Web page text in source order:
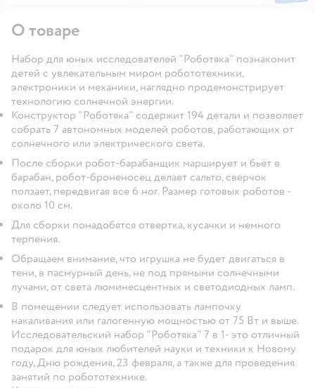
О товаре
Набор для юных исследователей "Роботяка" познакомит
детей с увлекательным миром робототехники,
электроники и механики, наглядно продемонстрирует
технологию солнечной энергии.
Конструктор "Роботяка" содержит 194 детали и позволяет
собрать 7 автономных моделей роботов, работающих от
солнечного или электрического света.
После сборки робот-барабанщик марширует и бьёт в
барабан, робот-броненосец делает сальто, сверчок
ползает, передвигая все 6 ног. Размер готовых роботов -
около 10 см.
Для сборки понадобятся отвертка, кусачки и немного
терпения.
Обращаем внимание, что игрушка не будет двигаться в
тени, в пасмурный день, не под прямыми солнечными
лучами, от света люминесцентных и светодиодных ламп.
В помещении следует использовать лампочку
накаливания или галогенную мощностью от 75 Вт и выше.
Исследовательский набор "Роботяка" 7 в 1- это отличный
подарок для юных любителей науки и техники к Новому
году, Дню рождения, 23 февраля, а также для проведения
занятий по робототехнике.